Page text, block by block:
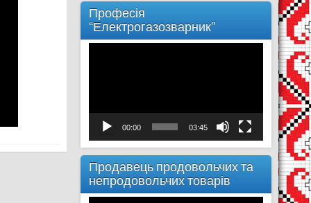
Професія
“Електрогазозварник”
00:00 03:45
Продавець продовольчих та
непродовольчих товарів